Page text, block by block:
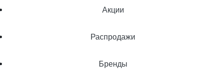
Акции
Распродажи
Бренды